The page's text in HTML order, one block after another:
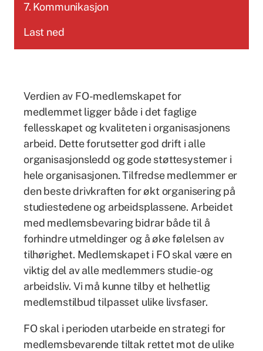
7. Kommunikasjon
Last ned
Verdien av FO-medlemskapet for
medlemmet ligger både i det faglige
fellesskapet og kvaliteten i organisasjonens
arbeid. Dette forutsetter god drift i alle
organisasjonsledd og gode støttesystemer i
hele organisasjonen. Tilfredse medlemmer er
den beste drivkraften for økt organisering på
studiestedene og arbeidsplassene. Arbeidet
med medlemsbevaring bidrar både til å
forhindre utmeldinger og å øke følelsen av
tilhørighet. Medlemskapet i FO skal være en
viktig del av alle medlemmers studie- og
arbeidsliv. Vi må kunne tilby et helhetlig
medlemstilbud tilpasset ulike livsfaser.
FO skal i perioden utarbeide en strategi for
medlemsbevarende tiltak rettet mot de ulike